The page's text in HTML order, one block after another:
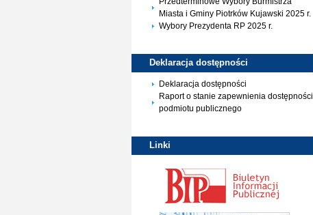
Miasta i Gminy Piotrków Kujawski 2025 r.
Wybory Prezydenta RP 2025 r.
Deklaracja dostępności
Deklaracja dostępności
Raport o stanie zapewnienia dostępności
podmiotu publicznego
Linki